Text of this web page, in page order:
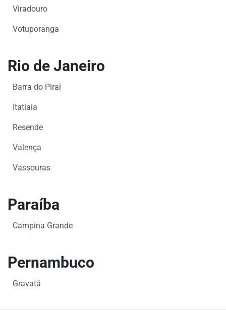
Viradouro
Votuporanga
Rio de Janeiro
Barra do Piraí
Itatiaia
Resende
Valença
Vassouras
Paraíba
Campina Grande
Pernambuco
Gravatá